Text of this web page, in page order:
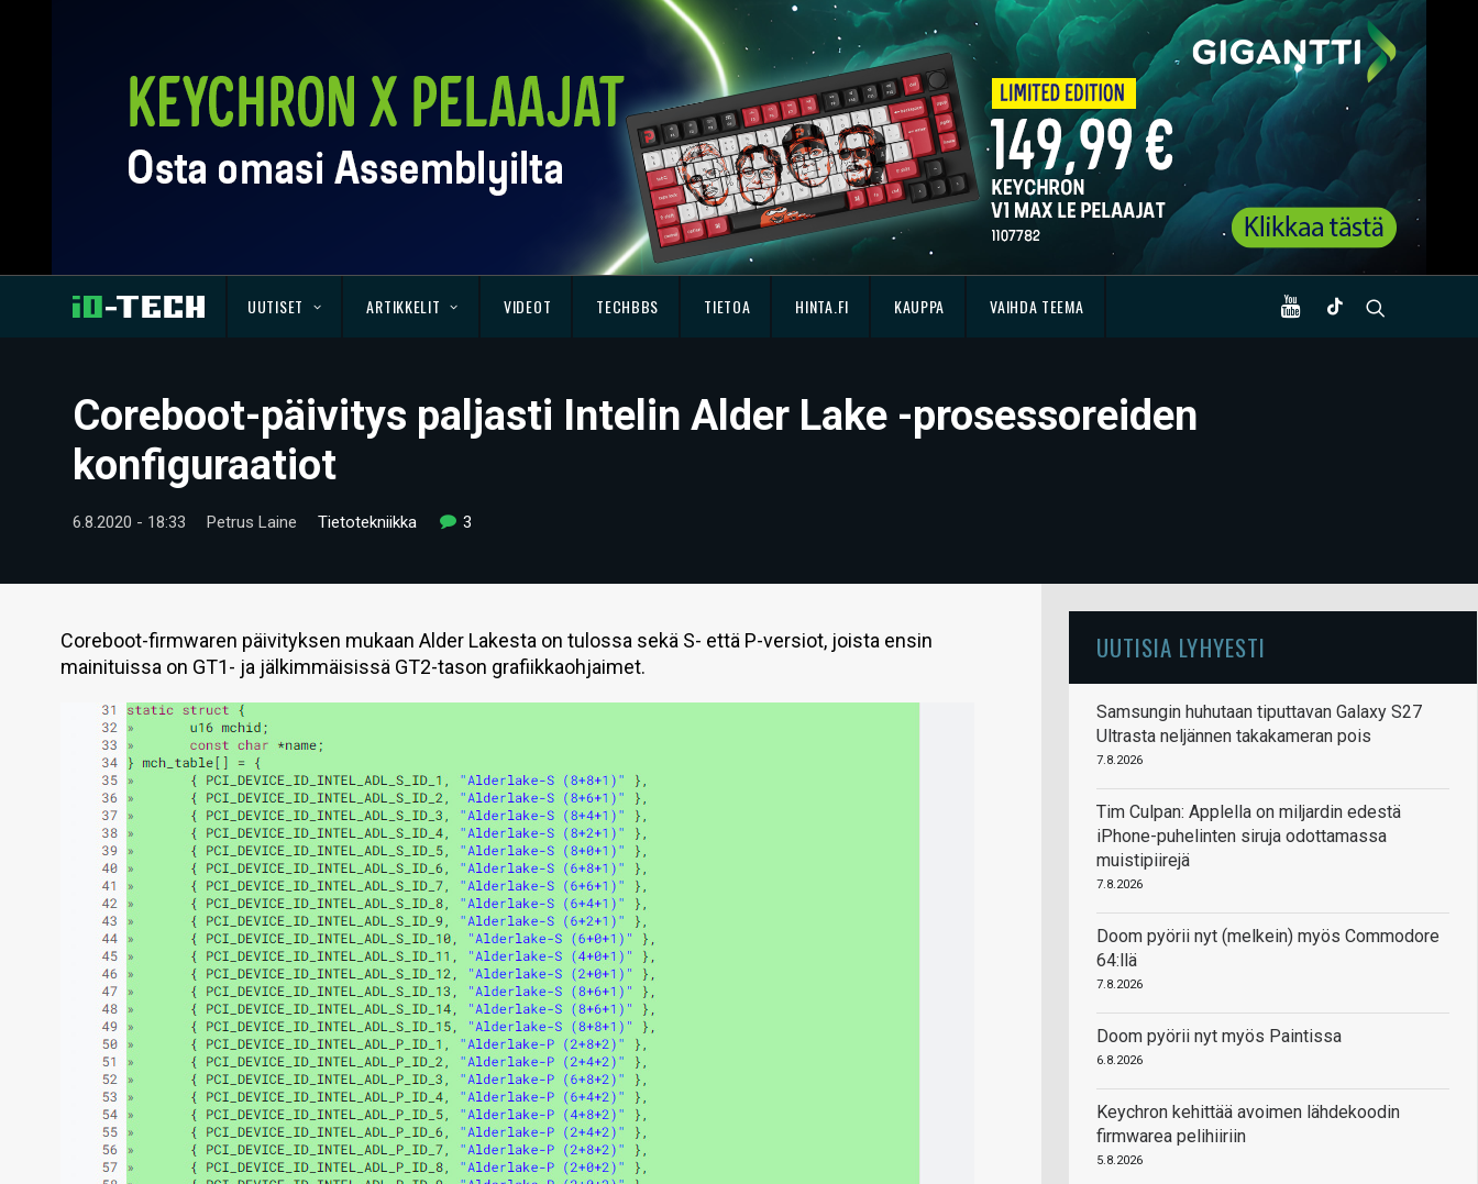
UUTISET ARTIKKELIT VIDEOT TECHBBS TIETOA HINTA.FI KAUPPA VAIHDA TEEMA
Coreboot-päivitys paljasti Intelin Alder Lake -prosessoreiden
konfiguraatiot
6.8.2020 - 18:33 Petrus Laine Tietotekniikka 3
Coreboot-firmwaren päivityksen mukaan Alder Lakesta on tulossa sekä S- että P-versiot, joista ensin
mainituissa on GT1- ja jälkimmäisissä GT2-tason grafiikkaohjaimet.
UUTISIA LYHYESTI
Samsungin huhutaan tiputtavan Galaxy S27
Ultrasta neljännen takakameran pois
7.8.2026
Tim Culpan: Applella on miljardin edestä
iPhone-puhelinten siruja odottamassa
muistipiirejä
7.8.2026
Doom pyörii nyt (melkein) myös Commodore
64:llä
7.8.2026
Doom pyörii nyt myös Paintissa
6.8.2026
Keychron kehittää avoimen lähdekoodin
firmwarea pelihiiriin
5.8.2026